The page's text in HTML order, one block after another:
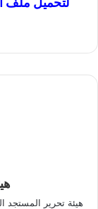
هيئة تحرير المستجد